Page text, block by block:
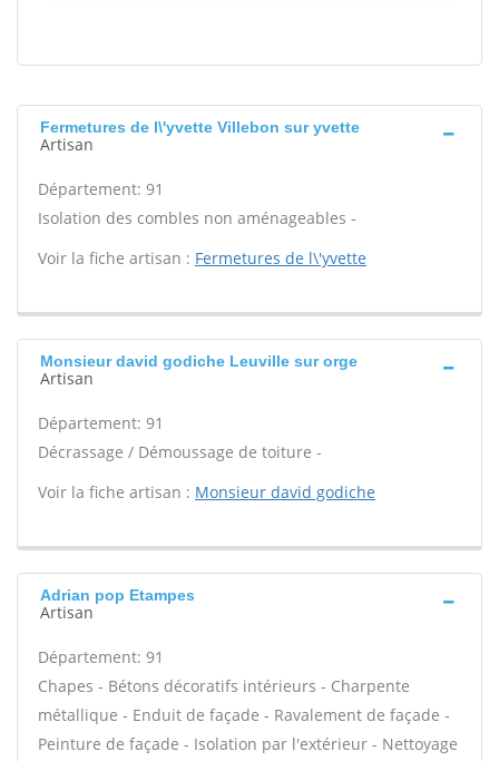
Fermetures de l\'yvette Villebon sur yvette
Artisan
Département: 91
Isolation des combles non aménageables -
Voir la fiche artisan : Fermetures de l\'yvette
Monsieur david godiche Leuville sur orge
Artisan
Département: 91
Décrassage / Démoussage de toiture -
Voir la fiche artisan : Monsieur david godiche
Adrian pop Etampes
Artisan
Département: 91
Chapes - Bétons décoratifs intérieurs - Charpente
métallique - Enduit de façade - Ravalement de façade -
Peinture de façade - Isolation par l'extérieur - Nettoyage